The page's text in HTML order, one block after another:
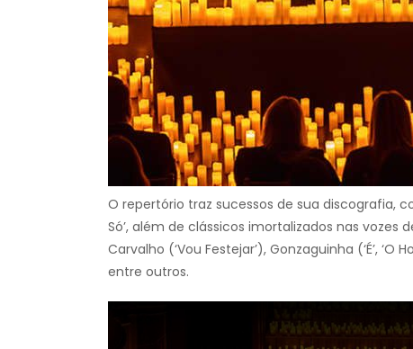
O repertório traz sucessos de sua discografia,
Só’, além de clássicos imortalizados nas
Carvalho (‘Vou Festejar’), Gonzaguinha (‘É’, ‘O
entre outros.